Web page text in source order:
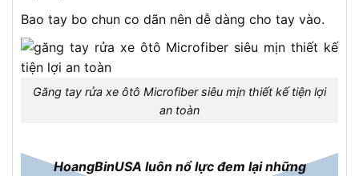
Bao tay bo chun co dãn nên dễ dàng cho tay vào.
Găng tay rửa xe ôtô Microfiber siêu mịn thiết kế tiện lợi
an toàn
HoangBinUSA luôn nổ lực đem lại những